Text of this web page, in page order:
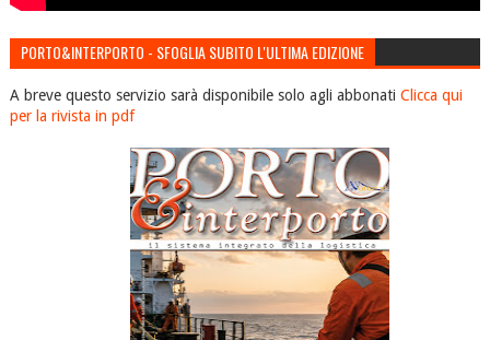
PORTO&INTERPORTO - SFOGLIA SUBITO L'ULTIMA EDIZIONE
A breve questo servizio sarà disponibile solo agli abbonati Clicca qui
per la rivista in pdf